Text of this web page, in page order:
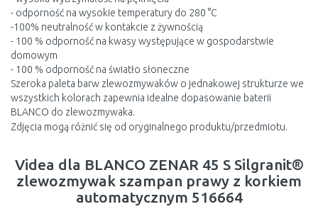
- odporność na wysokie temperatury do 280 °C
-100% neutralność w kontakcie z żywnością
- 100 % odporność na kwasy występujące w gospodarstwie
domowym
- 100 % odporność na światło słoneczne
Szeroka paleta barw zlewozmywaków o jednakowej strukturze we
wszystkich kolorach zapewnia idealne dopasowanie baterii
BLANCO do zlewozmywaka.
Zdjęcia mogą różnić się od oryginalnego produktu/przedmiotu.
Videa dla BLANCO ZENAR 45 S Silgranit®
zlewozmywak szampan prawy z korkiem
automatycznym 516664